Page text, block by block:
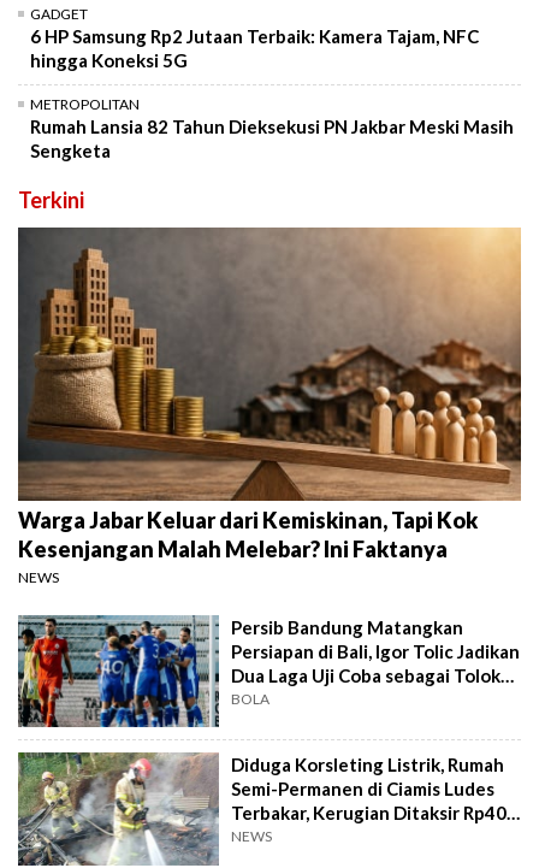
GADGET
6 HP Samsung Rp2 Jutaan Terbaik: Kamera Tajam, NFC
hingga Koneksi 5G
METROPOLITAN
Rumah Lansia 82 Tahun Dieksekusi PN Jakbar Meski Masih
Sengketa
Terkini
Warga Jabar Keluar dari Kemiskinan, Tapi Kok
Kesenjangan Malah Melebar? Ini Faktanya
NEWS
Persib Bandung Matangkan
Persiapan di Bali, Igor Tolic Jadikan
Dua Laga Uji Coba sebagai Tolok
Ukur
BOLA
Diduga Korsleting Listrik, Rumah
Semi-Permanen di Ciamis Ludes
Terbakar, Kerugian Ditaksir Rp40
Juta
NEWS